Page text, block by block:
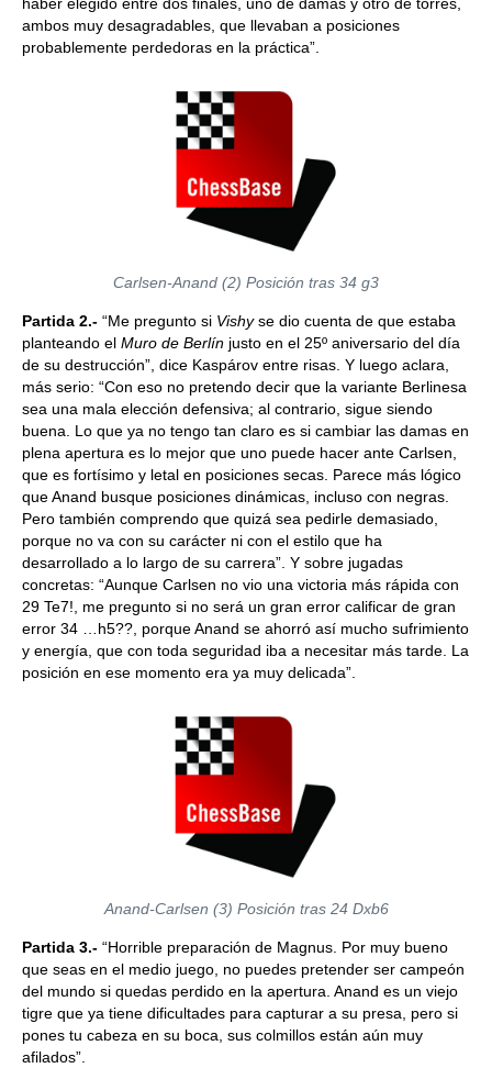
ambos muy desagradables, que llevaban a posiciones
probablemente perdedoras en la práctica”.
Carlsen-Anand (2) Posición tras 34 g3
Partida 2.- “Me pregunto si Vishyse dio cuenta de que estaba
planteando el Muro de Berlín justo en el 25º aniversario del día
de su destrucción”, dice Kaspárov entre risas. Y luego aclara,
más serio: “Con eso no pretendo decir que la variante Berlinesa
sea una mala elección defensiva; al contrario, sigue siendo
buena. Lo que ya no tengo tan claro es si cambiar las damas en
plena apertura es lo mejor que uno puede hacer ante Carlsen,
que es fortísimo y letal en posiciones secas. Parece más lógico
que Anand busque posiciones dinámicas, incluso con negras.
Pero también comprendo que quizá sea pedirle demasiado,
porque no va con su carácter ni con el estilo que ha
desarrollado a lo largo de su carrera”. Y sobre jugadas
concretas: “Aunque Carlsen no vio una victoria más rápida con
29 Te7!, me pregunto si no será un gran error calificar de gran
error 34 …h5??, porque Anand se ahorró así mucho sufrimiento
y energía, que con toda seguridad iba a necesitar más tarde. La
posición en ese momento era ya muy delicada”.
Anand-Carlsen (3) Posición tras 24 Dxb6
Partida 3.- “Horrible preparación de Magnus. Por muy bueno
que seas en el medio juego, no puedes pretender ser campeón
del mundo si quedas perdido en la apertura. Anand es un viejo
tigre que ya tiene dificultades para capturar a su presa, pero si
pones tu cabeza en su boca, sus colmillos están aún muy
afilados”.